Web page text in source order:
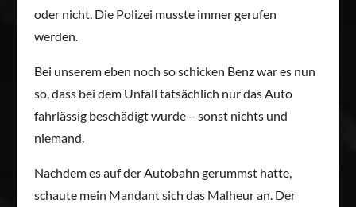
oder nicht. Die Polizei musste immer gerufen
werden.
Bei unserem eben noch so schicken Benz war es nun
so, dass bei dem Unfall tatsächlich nur das Auto
fahrlässig beschädigt wurde – sonst nichts und
niemand.
Nachdem es auf der Autobahn gerummst hatte,
schaute mein Mandant sich das Malheur an. Der